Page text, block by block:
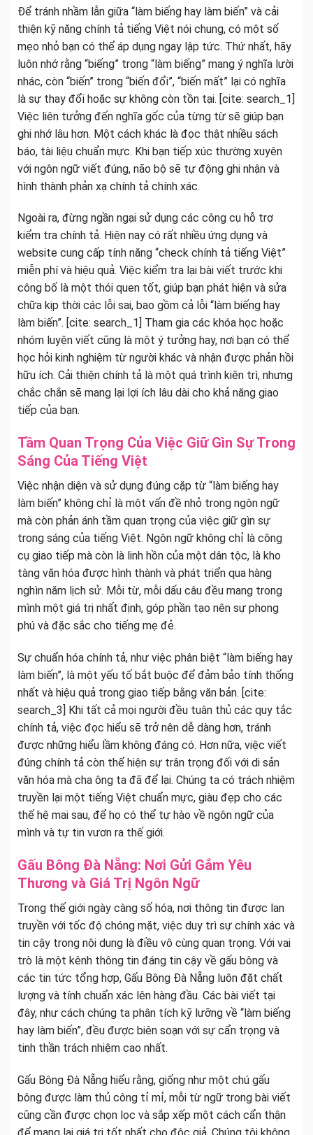
Để tránh nhầm lẫn giữa “làm biếng hay làm biến” và cải
thiện kỹ năng chính tả tiếng Việt nói chung, có một số
mẹo nhỏ bạn có thể áp dụng ngay lập tức. Thứ nhất, hãy
luôn nhớ rằng “biếng” trong “làm biếng” mang ý nghĩa lười
nhác, còn “biến” trong “biến đổi”, “biến mất” lại có nghĩa
là sự thay đổi hoặc sự không còn tồn tại. [cite: search_1]
Việc liên tưởng đến nghĩa gốc của từng từ sẽ giúp bạn
ghi nhớ lâu hơn. Một cách khác là đọc thật nhiều sách
báo, tài liệu chuẩn mực. Khi bạn tiếp xúc thường xuyên
với ngôn ngữ viết đúng, não bộ sẽ tự động ghi nhận và
hình thành phản xạ chính tả chính xác.
Ngoài ra, đừng ngần ngại sử dụng các công cụ hỗ trợ
kiểm tra chính tả. Hiện nay có rất nhiều ứng dụng và
website cung cấp tính năng “check chính tả tiếng Việt”
miễn phí và hiệu quả. Việc kiểm tra lại bài viết trước khi
công bố là một thói quen tốt, giúp bạn phát hiện và sửa
chữa kịp thời các lỗi sai, bao gồm cả lỗi “làm biếng hay
làm biến”. [cite: search_1] Tham gia các khóa học hoặc
nhóm luyện viết cũng là một ý tưởng hay, nơi bạn có thể
học hỏi kinh nghiệm từ người khác và nhận được phản hồi
hữu ích. Cải thiện chính tả là một quá trình kiên trì, nhưng
chắc chắn sẽ mang lại lợi ích lâu dài cho khả năng giao
tiếp của bạn.
Tầm Quan Trọng Của Việc Giữ Gìn Sự Trong
Sáng Của Tiếng Việt
Việc nhận diện và sử dụng đúng cặp từ “làm biếng hay
làm biến” không chỉ là một vấn đề nhỏ trong ngôn ngữ
mà còn phản ánh tầm quan trọng của việc giữ gìn sự
trong sáng của tiếng Việt. Ngôn ngữ không chỉ là công
cụ giao tiếp mà còn là linh hồn của một dân tộc, là kho
tàng văn hóa được hình thành và phát triển qua hàng
nghìn năm lịch sử. Mỗi từ, mỗi dấu câu đều mang trong
mình một giá trị nhất định, góp phần tạo nên sự phong
phú và đặc sắc cho tiếng mẹ đẻ.
Sự chuẩn hóa chính tả, như việc phân biệt “làm biếng hay
làm biến”, là một yếu tố bắt buộc để đảm bảo tính thống
nhất và hiệu quả trong giao tiếp bằng văn bản. [cite:
search_3] Khi tất cả mọi người đều tuân thủ các quy tắc
chính tả, việc đọc hiểu sẽ trở nên dễ dàng hơn, tránh
được những hiểu lầm không đáng có. Hơn nữa, việc viết
đúng chính tả còn thể hiện sự trân trọng đối với di sản
văn hóa mà cha ông ta đã để lại. Chúng ta có trách nhiệm
truyền lại một tiếng Việt chuẩn mực, giàu đẹp cho các
thế hệ mai sau, để họ có thể tự hào về ngôn ngữ của
mình và tự tin vươn ra thế giới.
Gấu Bông Đà Nẵng: Nơi Gửi Gắm Yêu
Thương và Giá Trị Ngôn Ngữ
Trong thế giới ngày càng số hóa, nơi thông tin được lan
truyền với tốc độ chóng mặt, việc duy trì sự chính xác và
tin cậy trong nội dung là điều vô cùng quan trọng. Với vai
trò là một kênh thông tin đáng tin cậy về gấu bông và
các tin tức tổng hợp, Gấu Bông Đà Nẵng luôn đặt chất
lượng và tính chuẩn xác lên hàng đầu. Các bài viết tại
đây, như cách chúng ta phân tích kỹ lưỡng về “làm biếng
hay làm biến”, đều được biên soạn với sự cẩn trọng và
tinh thần trách nhiệm cao nhất.
Gấu Bông Đà Nẵng hiểu rằng, giống như một chú gấu
bông được làm thủ công tỉ mỉ, mỗi từ ngữ trong bài viết
cũng cần được chọn lọc và sắp xếp một cách cẩn thận
để mang lại giá trị tốt nhất cho độc giả. Chúng tôi không